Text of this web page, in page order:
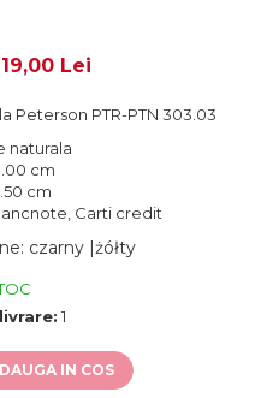
Lei
Peterson PTR-PTN 303.03
naturala
cm
cm
Carti credit
: czarny |żółty
1
IN COS